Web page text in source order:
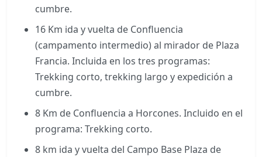
cumbre.
16 Km ida y vuelta de Confluencia
(campamento intermedio) al mirador de Plaza
Francia. Incluida en los tres programas:
Trekking corto, trekking largo y expedición a
cumbre.
8 Km de Confluencia a Horcones. Incluido en el
programa: Trekking corto.
8 km ida y vuelta del Campo Base Plaza de